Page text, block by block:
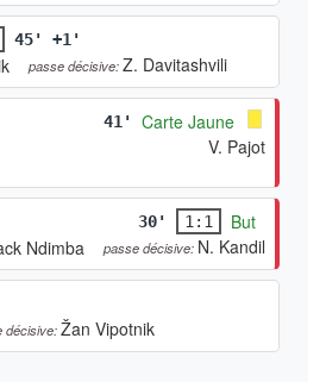
45' +1'
passe décisive:Z. Davitashvili
41'
Carte Jaune
V. Pajot
30' 1:1
But
Ndimba
passe décisive: N. Kandil
décisive:Žan Vipotnik